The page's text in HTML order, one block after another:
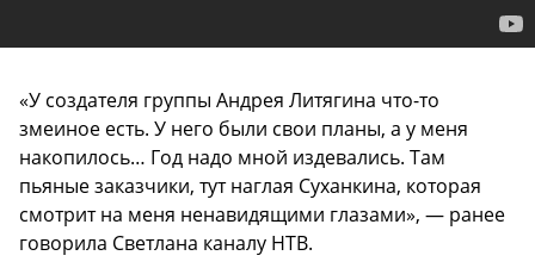
«У создателя группы Андрея Литягина что-то
змеиное есть. У него были свои планы, а у меня
накопилось… Год надо мной издевались. Там
пьяные заказчики, тут наглая Суханкина, которая
смотрит на меня ненавидящими глазами», — ранее
говорила Светлана каналу НТВ.